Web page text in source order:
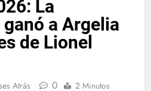
La
a Argelia
de Lionel
Atrás 0 2 Minutos